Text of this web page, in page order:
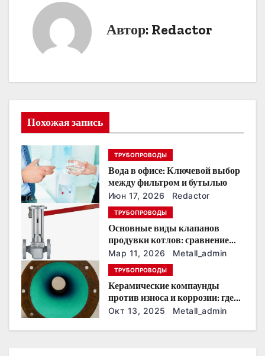
ц
я
п
о
з
п
и
с
я
Автор: Redactor
Похожая запись
ТРУБОПРОВОДЫ
Вода в офисе: Ключевой выбор
между фильтром и бутылью
Июн 17, 2026 Redactor
ТРУБОПРОВОДЫ
Основные виды клапанов
продувки котлов: сравнение
устройств и характеристик
Мар 11, 2026 Metall_admin
ТРУБОПРОВОДЫ
Керамические компаунды
против износа и коррозии: где
они работают эффективнее
Окт 13, 2025 Metall_admin